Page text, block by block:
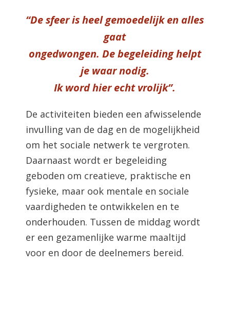
“De sfeer is heel gemoedelijk en alles
gaat
ongedwongen. De begeleiding helpt
je waar nodig.
Ik word hier echt vrolijk”.
De activiteiten bieden een afwisselende
invulling van de dag en de mogelijkheid
om het sociale netwerk te vergroten.
Daarnaast wordt er begeleiding
geboden om creatieve, praktische en
fysieke, maar ook mentale en sociale
vaardigheden te ontwikkelen en te
onderhouden. Tussen de middag wordt
er een gezamenlijke warme maaltijd
voor en door de deelnemers bereid.